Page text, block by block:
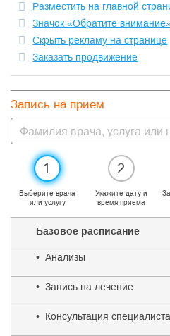
Разместить на главной
Значок «Обратите
Скрыть рекламу на странице
Заказать продвижение
Запись на прием
1
Выберите врача
или услугу
2
Укажите дату и
время приема
Базовое расписание
• Анализы
• Запись на лечение
• Консультация специалиста